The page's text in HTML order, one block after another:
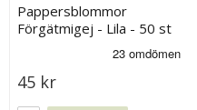
Pappersblommor
Förgätmigej - Lila - 50 st
45 kr